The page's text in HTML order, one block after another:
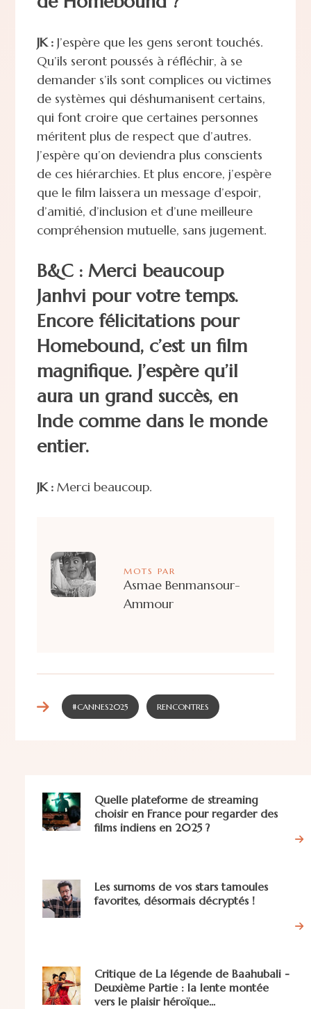
JK :J’espère que les gens seront touchés.
Qu’ils seront poussés à réfléchir, à se
demander s’ils sont complices ou victimes
de systèmes qui déshumanisent certains,
qui font croire que certaines personnes
méritent plus de respect que d’autres.
J’espère qu’on deviendra plus conscients
de ces hiérarchies. Et plus encore, j’espère
que le film laissera un message d’espoir,
d’amitié, d’inclusion et d’une meilleure
compréhension mutuelle, sans jugement.
B&C : Merci beaucoup
Janhvi pour votre temps.
Encore félicitations pour
Homebound, c’est un film
magnifique. J’espère qu’il
aura un grand succès, en
Inde comme dans le monde
entier.
JK :Merci beaucoup.
MOTS PAR
Asmae Benmansour-
Ammour
#CANNES2025 RENCONTRES
Quelle plateforme de streaming
choisir en France pour regarder des
films indiens en 2025 ?
Les surnoms de vos stars tamoules
favorites, désormais décryptés !
Critique de La légende de Baahubali -
Deuxième Partie : la lente montée
vers le plaisir héroïque...